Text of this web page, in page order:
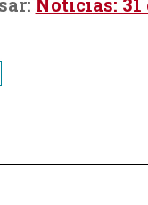
Noticias: 31